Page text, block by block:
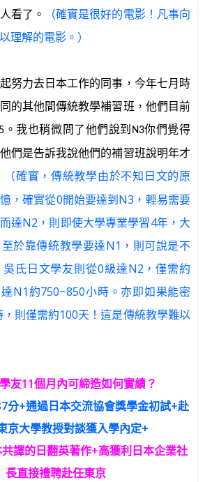
看了。
（確實是很好的電影！凡事向
理解的電影。）
努力去日本工作的同事，今年七月時
的其他間傳統教學補習班，他們目前
。我也稍微問了他們說到 N3你們覺得
們是告訴我說他們的補習班說明年才
（確實，傳統教學由於不知日文的原
，確實從0開始要達到N3，輕易需要
達N2，則即使大學專業學習4年，大
於靠傳統教學要達N1，則可說是不
氏日文學友則從0級達N2，僅需約
N1約750~850小時。亦即如果能密
則僅需約100天！這是傳統教學難以
友11個月內可締造如何實績？
分+通過日本交流協會獎學金初試+赴
京大學教授對談獲入學內定+
譯的日翻英著作+高獲利日本企業社
長直接禮聘赴任東京